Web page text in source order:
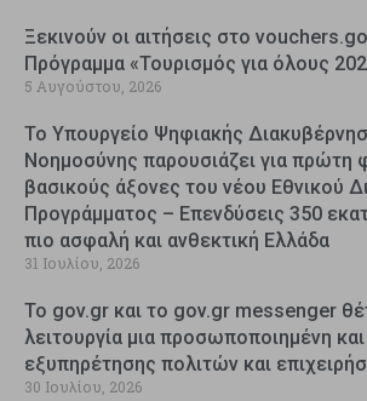
Ξεκινούν οι αιτήσεις στο
Πρόγραμμα «Τουρισμός για όλους
5 Αυγούστου, 2026
Το Υπουργείο Ψηφιακής
Νοημοσύνης παρουσιάζει για πρώτη
βασικούς άξονες του νέου Εθνικού
Προγράμματος – Επενδύσεις 350
πιο ασφαλή και ανθεκτική Ελλάδα
31 Ιουλίου, 2026
Το gov.gr και το gov.gr messenger
λειτουργία μια προσωποποιημένη και
εξυπηρέτησης πολιτών και
30 Ιουλίου, 2026